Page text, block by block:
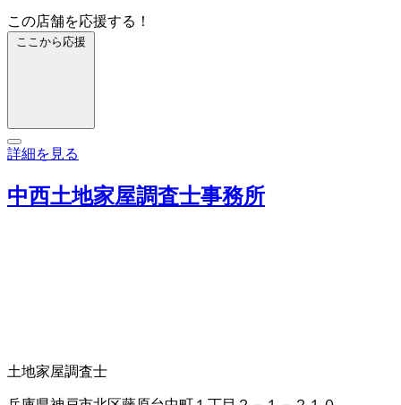
この店舗を応援する！
ここから応援
詳細を見る
中西土地家屋調査士事務所
土地家屋調査士